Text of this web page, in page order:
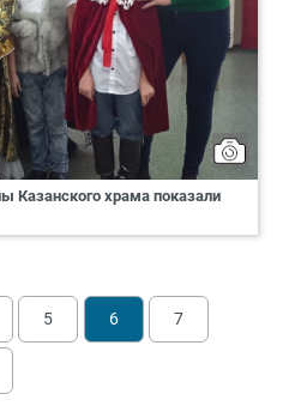
Казанского храма показали
5 6 7